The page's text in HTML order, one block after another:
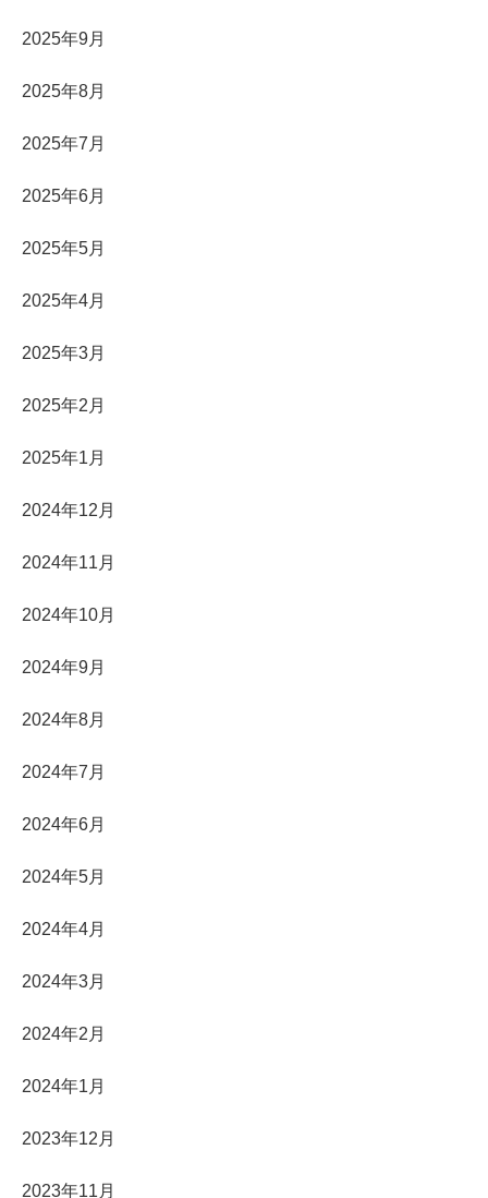
2025年9月
2025年8月
2025年7月
2025年6月
2025年5月
2025年4月
2025年3月
2025年2月
2025年1月
2024年12月
2024年11月
2024年10月
2024年9月
2024年8月
2024年7月
2024年6月
2024年5月
2024年4月
2024年3月
2024年2月
2024年1月
2023年12月
2023年11月